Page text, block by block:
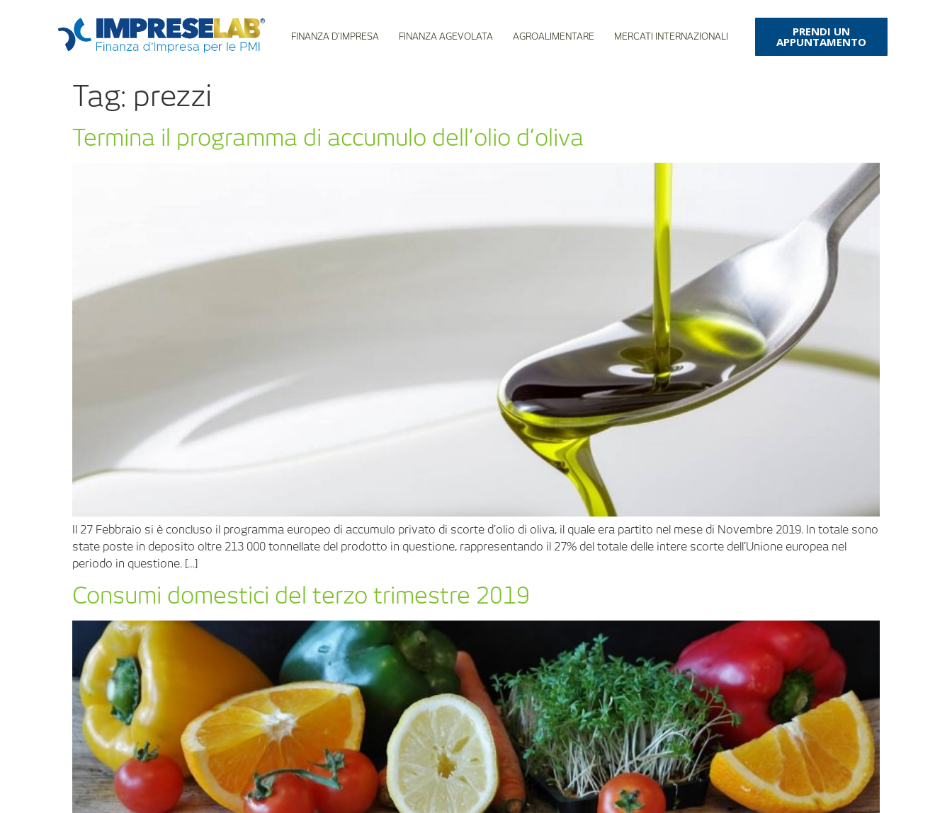
FINANZA D’IMPRESA FINANZA AGEVOLATA AGROALIMENTARE MERCATI INTERNAZIONALI PRENDI UN
APPUNTAMENTO
Tag: prezzi
Termina il programma di accumulo dell’olio d’oliva
Il 27 Febbraio si è concluso il programma europeo di accumulo privato di scorte d’olio di oliva, il quale era partito nel mese di Novembre 2019. In totale sono
state poste in deposito oltre 213 000 tonnellate del prodotto in questione, rappresentando il 27% del totale delle intere scorte dell’Unione europea nel
periodo in questione. […]
Consumi domestici del terzo trimestre 2019